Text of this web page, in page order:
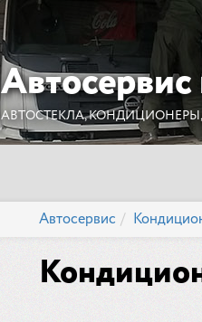
Автосервис
АВТОСТЕКЛА,
Автосервис